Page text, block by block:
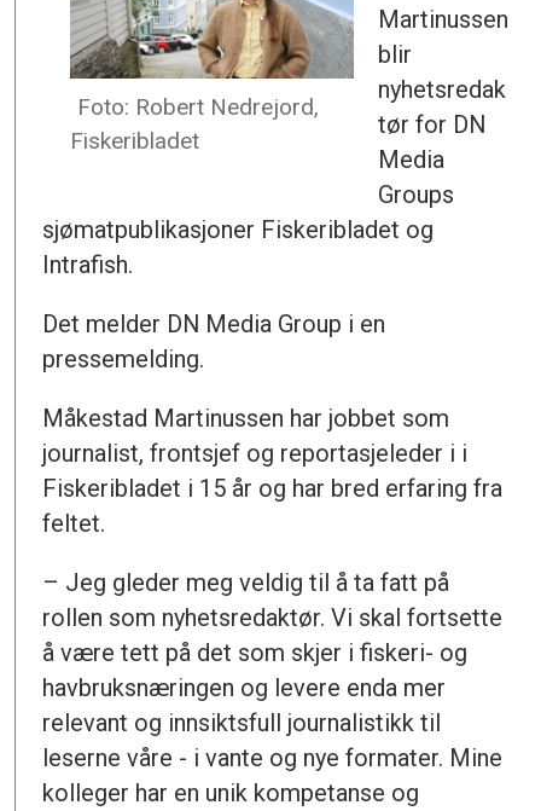
Foto: Robert Nedrejord,
Fiskeribladet
Martinussen
blir
nyhetsredak
tør for DN
Media
Groups
sjømatpublikasjoner Fiskeribladet og
Intrafish.
Det melder DN Media Group i en
pressemelding.
Måkestad Martinussen har jobbet som
journalist, frontsjef og reportasjeleder i i
Fiskeribladet i 15 år og har bred erfaring fra
feltet.
– Jeg gleder meg veldig til å ta fatt på
rollen som nyhetsredaktør. Vi skal fortsette
å være tett på det som skjer i fiskeri- og
havbruksnæringen og levere enda mer
relevant og innsiktsfull journalistikk til
leserne våre - i vante og nye formater. Mine
kolleger har en unik kompetanse og